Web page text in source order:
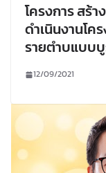
โครงการ สร้
ดำเนินงานโค
รายตำบแบบ
12/09/2021